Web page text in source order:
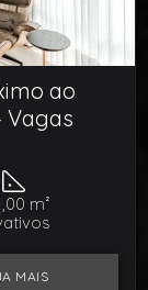
ao
Vagas
m²
MAIS